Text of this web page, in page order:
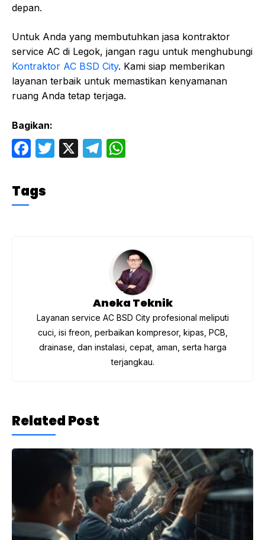
depan.
Untuk Anda yang membutuhkan jasa kontraktor
service AC di Legok, jangan ragu untuk menghubungi
Kontraktor AC BSD City. Kami siap memberikan
layanan terbaik untuk memastikan kenyamanan
ruang Anda tetap terjaga.
Bagikan:
F
c
e
T
X
T
p
Tags
Aneka Teknik
Layanan service AC BSD City profesional meliputi
cuci, isi freon, perbaikan kompresor, kipas, PCB,
drainase, dan instalasi, cepat, aman, serta harga
terjangkau.
Related Post